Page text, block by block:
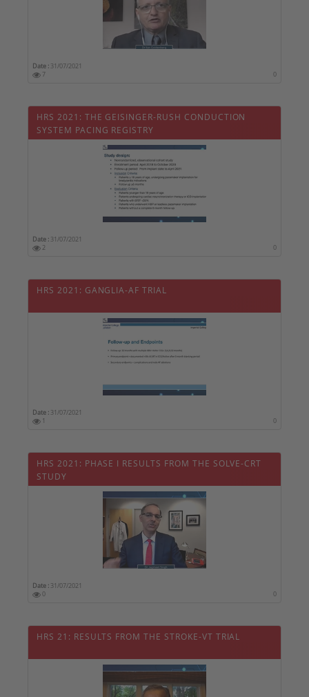
Date : 31/07/2021
7
0
HRS 2021: THE GEISINGER-RUSH CONDUCTION
SYSTEM PACING REGISTRY
Date : 31/07/2021
2
0
HRS 2021: GANGLIA-AF TRIAL
Date : 31/07/2021
1
0
HRS 2021: PHASE I RESULTS FROM THE SOLVE-CRT
STUDY
Date : 31/07/2021
0
0
HRS 21: RESULTS FROM THE STROKE-VT TRIAL